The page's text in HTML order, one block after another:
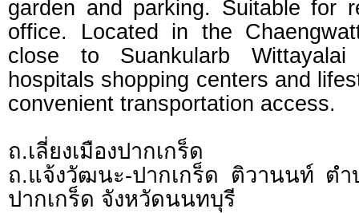
garden and parking. Suitable for
office. Located in the
close to Suankularb
hospitals shopping centers and
convenient transportation access.
ถ.เลี่ยงเมืองปากเกร็ด
ถ.แจ้งวัฒนะ-ปากเกร็ด ติวานนท์ ตำ
ปากเกร็ด จังหวัดนนทบุรี